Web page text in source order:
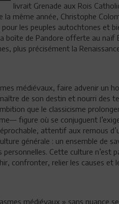
livrait Grenade aux Rois
la même année, Christophe
pour les peuples autochtones et
boîte de Pandore offerte au naïf
plus précisément la
médiévaux, faire advenir un
de son destin et nourri des
que le classicisme
figure où se conjuguent
attentif aux remous
générale : un ensemble de
personnelles. Cette culture n’est
confronter, relier les causes et
médiévaux » sans nuance